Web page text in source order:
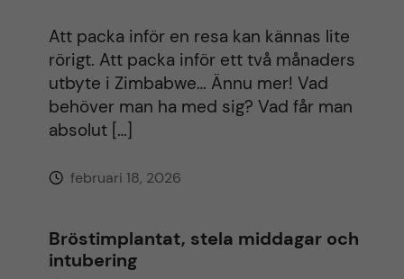
Att packa inför en resa kan kännas lite
rörigt. Att packa inför ett två månaders
utbyte i Zimbabwe… Ännu mer! Vad
behöver man ha med sig? Vad får man
absolut […]
februari 18, 2026
Bröstimplantat, stela middagar och
intubering